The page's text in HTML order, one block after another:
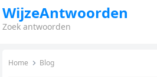
WijzeAntwoorden
Zoek antwoorden
Home Blog